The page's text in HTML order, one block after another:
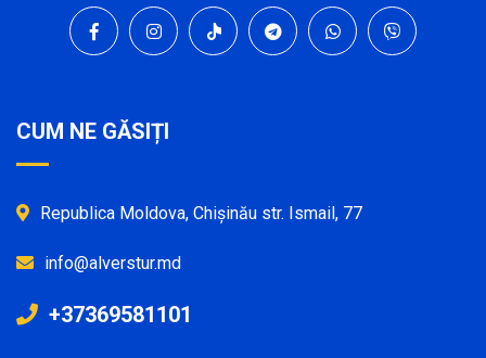
CUM NE GĂSIȚI
Republica Moldova, Chișinău str. Ismail, 77
info@alverstur.md
+37369581101